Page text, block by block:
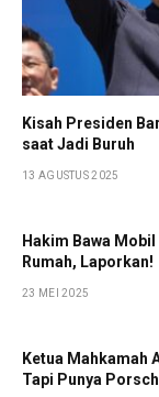
Kisah Presiden
saat Jadi Buruh
13 AGUSTUS 2025
Hakim Bawa
Rumah, Laporkan!
23 MEI 2025
Ketua Mahkamah
Tapi Punya